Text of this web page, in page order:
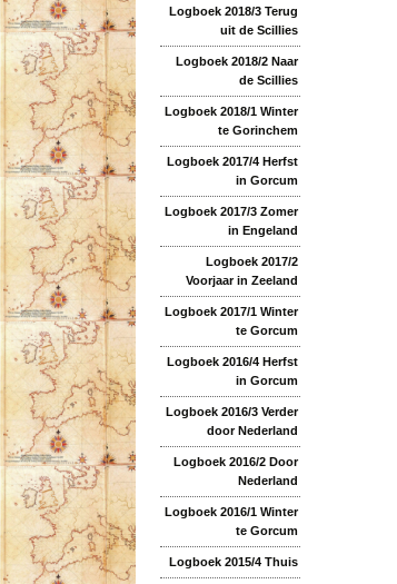
Logboek 2018/3 Terug
uit de Scillies
Logboek 2018/2 Naar
de Scillies
Logboek 2018/1 Winter
te Gorinchem
Logboek 2017/4 Herfst
in Gorcum
Logboek 2017/3 Zomer
in Engeland
Logboek 2017/2
Voorjaar in Zeeland
Logboek 2017/1 Winter
te Gorcum
Logboek 2016/4 Herfst
in Gorcum
Logboek 2016/3 Verder
door Nederland
Logboek 2016/2 Door
Nederland
Logboek 2016/1 Winter
te Gorcum
Logboek 2015/4 Thuis